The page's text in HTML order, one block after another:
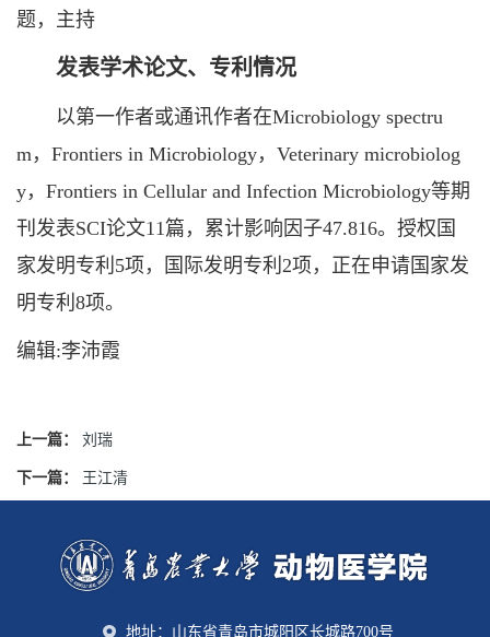
题，主持
发表学术论文、专利情况
以第一作者或通讯作者在Microbiology spectru
m，Frontiers in Microbiology，Veterinary microbiolog
y，Frontiers in Cellular and Infection Microbiology等期
刊发表SCI论文11篇，累计影响因子47.816。授权国
家发明专利5项，国际发明专利2项，正在申请国家发
明专利8项。
编辑:李沛霞
上一篇： 刘瑞
下一篇： 王江清
地址：山东省青岛市城阳区长城路700号